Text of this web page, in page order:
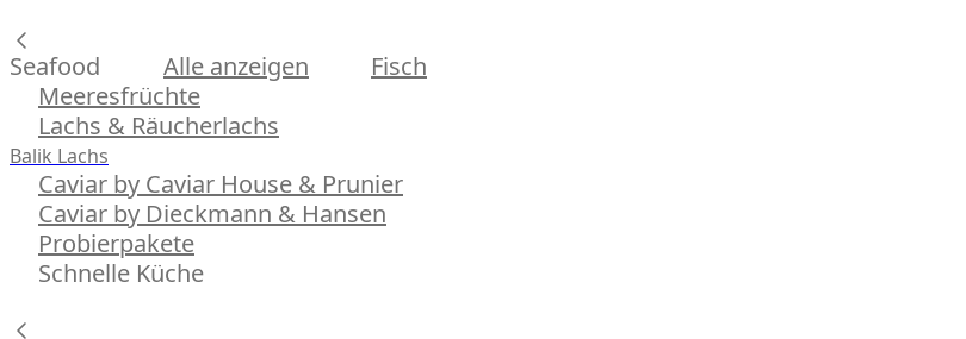
Seafood Alle anzeigen
Fisch
Meeresfrüchte
Lachs & Räucherlachs
Balik Lachs
Caviar by Caviar House & Prunier
Caviar by Dieckmann & Hansen
Probierpakete
Schnelle Küche